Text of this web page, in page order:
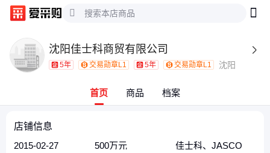
沈阳佳士科商贸有限公司 
5年 交易勋章L1 5年 交易勋章L1 沈阳
首页 商品 档案
店铺信息
2015-02-27
500万元 佳士科、JASCO